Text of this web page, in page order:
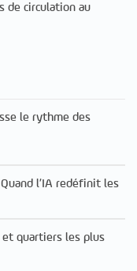
de circulation au
le rythme des
l’IA redéfinit les
et quartiers les plus